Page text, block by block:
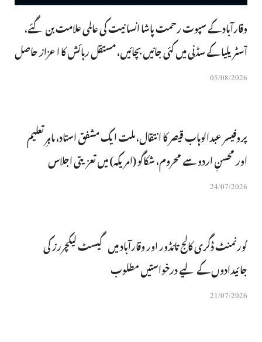
وقارآباد کے سپوت رحمت پاشا انسانیت کی عالمی علامت بن گئے،
آسٹریلیا کے سڈنی میں کئی جانیں بچائیں، مستقل رہائش کا اعزاز حاصل
05/08/2026
پروفیسر عبدالوہاب قیصر کا انتقال، ملت ایک مشفق استاد، ماہرِتعلیم
اور محسنِ اردو سے محروم، شکاگو (امریکہ) میں تعزیتی اجلاس
24/07/2026
گورنمنٹ ڈگری کالج تانڈور اور وقارآباد میں گیسٹ لیکچررز کی
جائیدادوں کے لیے درخواستیں مطلوب
21/07/2026